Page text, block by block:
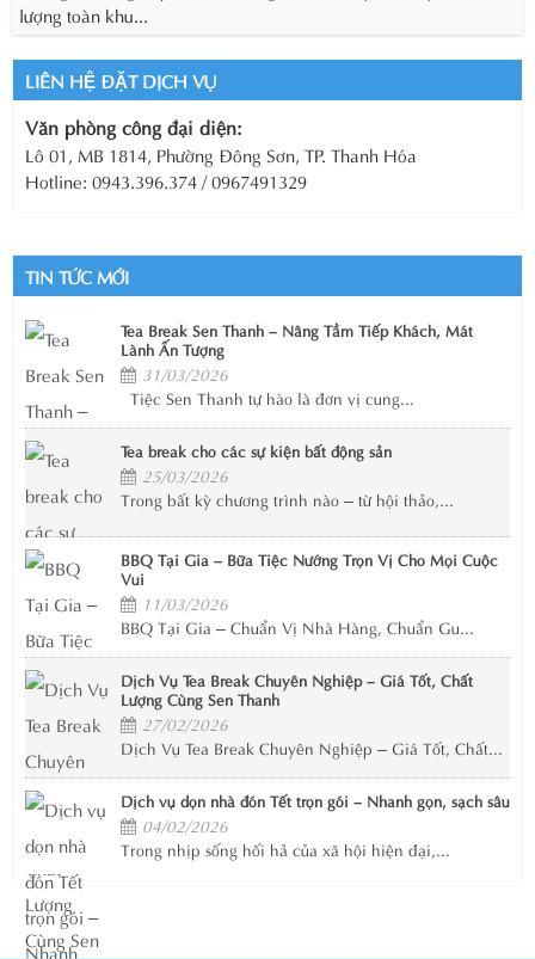
lượng toàn khu...
LIÊN HỆ ĐẶT DỊCH VỤ
Văn phòng công đại diện:
Lô 01, MB 1814, Phường Đông Sơn, TP. Thanh Hóa
Hotline: 0943.396.374 / 0967491329
TIN TỨC MỚI
Tea Break Sen Thanh – Nâng Tầm Tiếp Khách, Mát
Lành Ấn Tượng
31/03/2026
Tiệc Sen Thanh tự hào là đơn vị cung...
Tea break cho các sự kiện bất động sản
25/03/2026
Trong bất kỳ chương trình nào – từ hội thảo,...
BBQ Tại Gia – Bữa Tiệc Nướng Trọn Vị Cho Mọi Cuộc
Vui
11/03/2026
BBQ Tại Gia – Chuẩn Vị Nhà Hàng, Chuẩn Gu...
Dịch Vụ Tea Break Chuyên Nghiệp – Giá Tốt, Chất
Lượng Cùng Sen Thanh
27/02/2026
Dịch Vụ Tea Break Chuyên Nghiệp – Giá Tốt, Chất...
Dịch vụ dọn nhà đón Tết trọn gói – Nhanh gọn, sạch sâu
04/02/2026
Trong nhịp sống hối hả của xã hội hiện đại,...